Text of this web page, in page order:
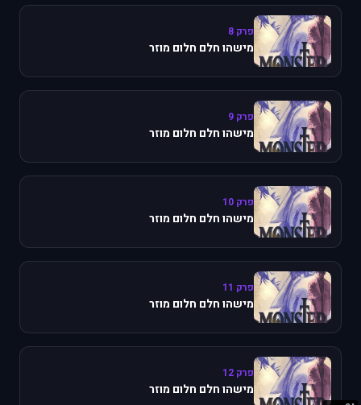
פרק 8
מישהו חלם חלום מוזר
פרק 9
מישהו חלם חלום מוזר
פרק 10
מישהו חלם חלום מוזר
פרק 11
מישהו חלם חלום מוזר
פרק 12
מישהו חלם חלום מוזר